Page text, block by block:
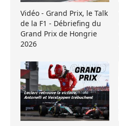
Vidéo - Grand Prix, le Talk
de la F1 - Débriefing du
Grand Prix de Hongrie
2026